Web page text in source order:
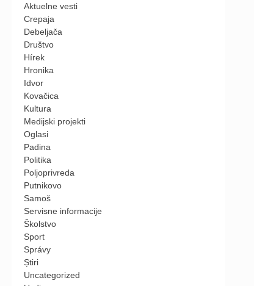
Aktuelne vesti
Crepaja
Debeljača
Društvo
Hírek
Hronika
Idvor
Kovačica
Kultura
Medijski projekti
Oglasi
Padina
Politika
Poljoprivreda
Putnikovo
Samoš
Servisne informacije
Školstvo
Sport
Správy
Știri
Uncategorized